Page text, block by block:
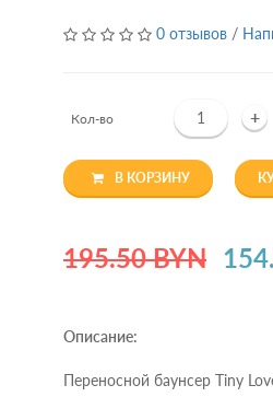
0 отзывов /
Кол-во +
В КОРЗИНУ
195.50 BYN
Описание:
Переносной баунсер Tiny